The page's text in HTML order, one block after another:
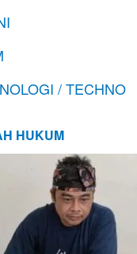
/ TECHNO
HUKUM